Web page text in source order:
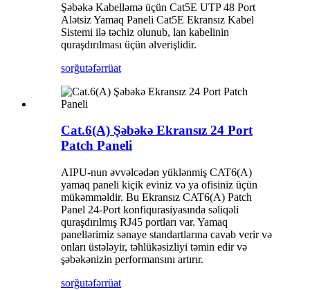
Şəbəkə Kabelləmə üçün Cat5E UTP 48 Port
Alətsiz Yamaq Paneli Cat5E Ekransız Kabel
Sistemi ilə təchiz olunub, lan kabelinin
quraşdırılması üçün əlverişlidir.
sorğutəfərrüat
Cat.6(A) Şəbəkə Ekransız 24 Port
Patch Paneli
AIPU-nun əvvəlcədən yüklənmiş CAT6(A)
yamaq paneli kiçik eviniz və ya ofisiniz üçün
mükəmməldir. Bu Ekransız CAT6(A) Patch
Panel 24-Port konfiqurasiyasında səliqəli
quraşdırılmış RJ45 portları var. Yamaq
panellərimiz sənaye standartlarına cavab verir və
onları üstələyir, təhlükəsizliyi təmin edir və
şəbəkənizin performansını artırır.
sorğutəfərrüat